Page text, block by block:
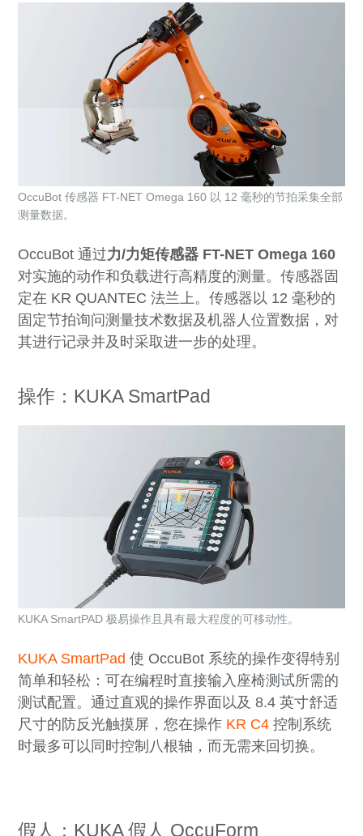
OccuBot 通过力/力矩传感器 FT-NET Omega 160
对实施的动作和负载进行高精度的测量。传感器固
定在 KR QUANTEC 法兰上。传感器以 12 毫秒的
固定节拍询问测量技术数据及机器人位置数据，对
其进行记录并及时采取进一步的处理。
OccuBot 传感器 FT-NET Omega 160 以 12 毫秒的节拍采集全部
测量数据。
操作：KUKA SmartPad
KUKA SmartPad 使 OccuBot 系统的操作变得特别
简单和轻松：可在编程时直接输入座椅测试所需的
测试配置。通过直观的操作界面以及 8.4 英寸舒适
尺寸的防反光触摸屏，您在操作 KR C4 控制系统
时最多可以同时控制八根轴，而无需来回切换。
KUKA SmartPAD 极易操作且具有最大程度的可移动性。
假人：KUKA 假人 OccuForm